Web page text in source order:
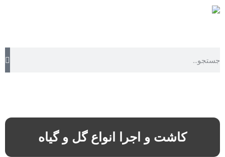
کاشت و اجرا انواع گل و گیاه